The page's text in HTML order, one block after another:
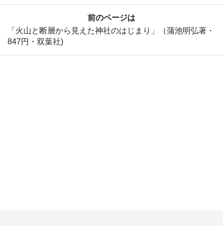
前のページは
「火山と断層から見えた神社のはじまり」（蒲池明弘著・
847円・双葉社)